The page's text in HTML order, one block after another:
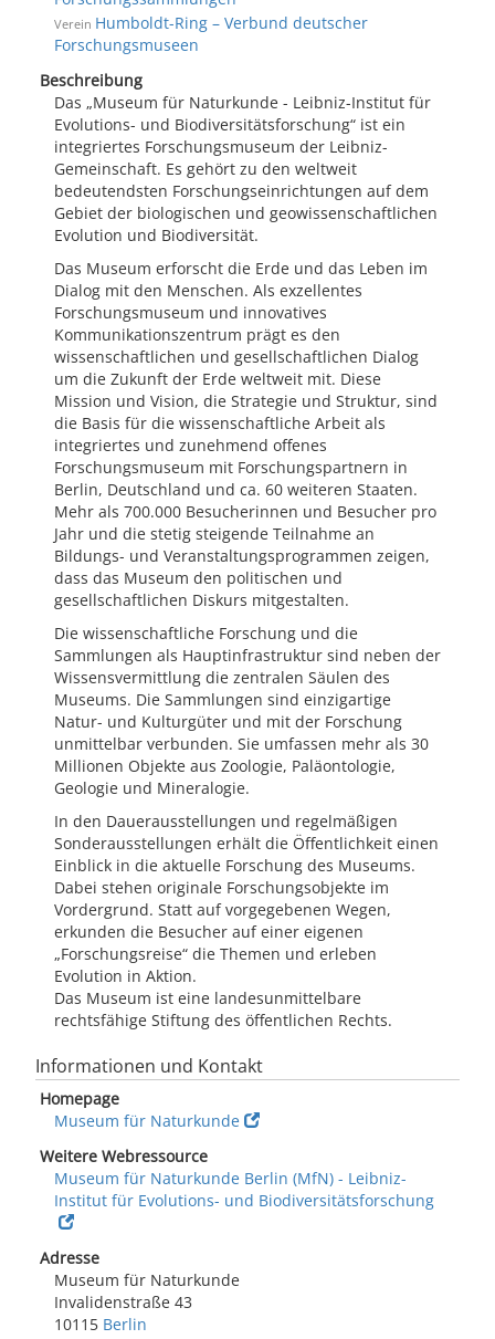
Verein Humboldt-Ring – Verbund deutscher
Forschungsmuseen
Beschreibung
Das „Museum für Naturkunde - Leibniz-Institut für
Evolutions- und Biodiversitätsforschung“ ist ein
integriertes Forschungsmuseum der Leibniz-
Gemeinschaft. Es gehört zu den weltweit
bedeutendsten Forschungseinrichtungen auf dem
Gebiet der biologischen und geowissenschaftlichen
Evolution und Biodiversität.
Das Museum erforscht die Erde und das Leben im
Dialog mit den Menschen. Als exzellentes
Forschungsmuseum und innovatives
Kommunikationszentrum prägt es den
wissenschaftlichen und gesellschaftlichen Dialog
um die Zukunft der Erde weltweit mit. Diese
Mission und Vision, die Strategie und Struktur, sind
die Basis für die wissenschaftliche Arbeit als
integriertes und zunehmend offenes
Forschungsmuseum mit Forschungspartnern in
Berlin, Deutschland und ca. 60 weiteren Staaten.
Mehr als 700.000 Besucherinnen und Besucher pro
Jahr und die stetig steigende Teilnahme an
Bildungs- und Veranstaltungsprogrammen zeigen,
dass das Museum den politischen und
gesellschaftlichen Diskurs mitgestalten.
Die wissenschaftliche Forschung und die
Sammlungen als Hauptinfrastruktur sind neben der
Wissensvermittlung die zentralen Säulen des
Museums. Die Sammlungen sind einzigartige
Natur- und Kulturgüter und mit der Forschung
unmittelbar verbunden. Sie umfassen mehr als 30
Millionen Objekte aus Zoologie, Paläontologie,
Geologie und Mineralogie.
In den Dauerausstellungen und regelmäßigen
Sonderausstellungen erhält die Öffentlichkeit einen
Einblick in die aktuelle Forschung des Museums.
Dabei stehen originale Forschungsobjekte im
Vordergrund. Statt auf vorgegebenen Wegen,
erkunden die Besucher auf einer eigenen
„Forschungsreise“ die Themen und erleben
Evolution in Aktion.
Das Museum ist eine landesunmittelbare
rechtsfähige Stiftung des öffentlichen Rechts.
Informationen und Kontakt
Homepage
Museum für Naturkunde
Weitere Webressource
Museum für Naturkunde Berlin (MfN) - Leibniz-
Institut für Evolutions- und Biodiversitätsforschung
Adresse
Museum für Naturkunde
Invalidenstraße 43
10115 Berlin